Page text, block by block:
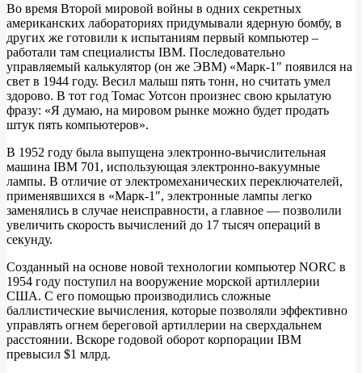
Во время Второй мировой войны в одних секретных
американских лабораториях придумывали ядерную бомбу, в
других же готовили к испытаниям первый компьютер –
работали там специалисты IBM. Последовательно
управляемый калькулятор (он же ЭВМ) «Марк-1″ появился на
свет в 1944 году. Весил малыш пять тонн, но считать умел
здорово. В тот год Томас Уотсон произнес свою крылатую
фразу: «Я думаю, на мировом рынке можно будет продать
штук пять компьютеров».
В 1952 году была выпущена электронно-вычислительная
машина IBM 701, использующая электронно-вакуумные
лампы. В отличие от электромеханических переключателей,
применявшихся в «Марк-1″, электронные лампы легко
заменялись в случае неисправности, а главное — позволили
увеличить скорость вычислений до 17 тысяч операций в
секунду.
Созданный на основе новой технологии компьютер NORC в
1954 году поступил на вооружение морской артиллерии
США. С его помощью производились сложные
баллистические вычисления, которые позволяли эффективно
управлять огнем береговой артиллерии на сверхдальнем
расстоянии. Вскоре годовой оборот корпорации IBM
превысил $1 млрд.